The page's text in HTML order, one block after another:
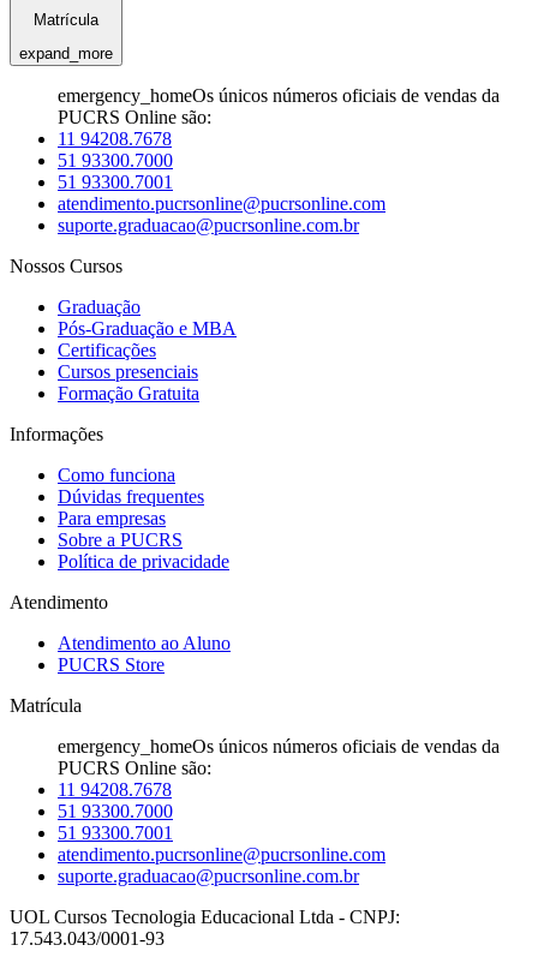
Matrícula
expand_more
emergency_homeOs únicos números oficiais de vendas da
PUCRS Online são:
11 94208.7678
51 93300.7000
51 93300.7001
atendimento.pucrsonline@pucrsonline.com
suporte.graduacao@pucrsonline.com.br
Nossos Cursos
Graduação
Pós-Graduação e MBA
Certificações
Cursos presenciais
Formação Gratuita
Informações
Como funciona
Dúvidas frequentes
Para empresas
Sobre a PUCRS
Política de privacidade
Atendimento
Atendimento ao Aluno
PUCRS Store
Matrícula
emergency_homeOs únicos números oficiais de vendas da
PUCRS Online são:
11 94208.7678
51 93300.7000
51 93300.7001
atendimento.pucrsonline@pucrsonline.com
suporte.graduacao@pucrsonline.com.br
UOL Cursos Tecnologia Educacional Ltda - CNPJ:
17.543.043/0001-93